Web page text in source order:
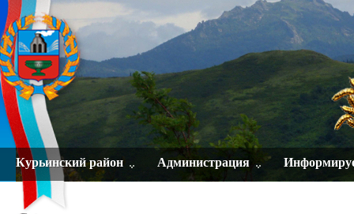
Курьинский район Администрация